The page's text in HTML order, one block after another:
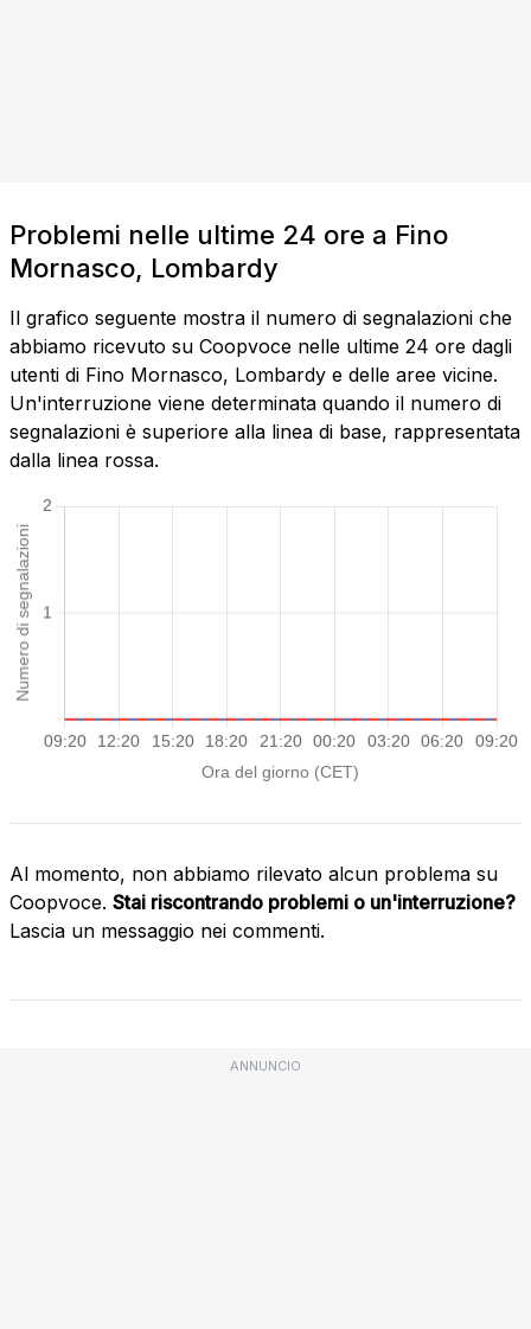
Problemi nelle ultime 24 ore a Fino
Mornasco, Lombardy
Il grafico seguente mostra il numero di segnalazioni che
abbiamo ricevuto su Coopvoce nelle ultime 24 ore dagli
utenti di Fino Mornasco, Lombardy e delle aree vicine.
Un'interruzione viene determinata quando il numero di
segnalazioni è superiore alla linea di base, rappresentata
dalla linea rossa.
Al momento, non abbiamo rilevato alcun problema su
Coopvoce. Stai riscontrando problemi o un'interruzione?
Lascia un messaggio nei commenti.
ANNUNCIO